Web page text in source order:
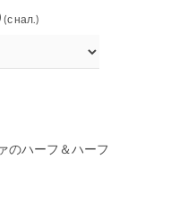
(с нал.)
のハーフ＆ハーフ